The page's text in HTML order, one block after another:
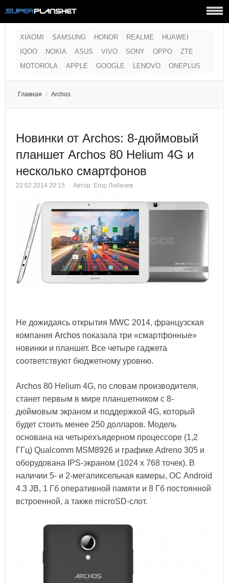
XIAOMI SAMSUNG HONOR REALME
HUAWEI
IQOO
NOKIA ASUS VIVO SONY OPPO
ZTE
MOTOROLA
APPLE GOOGLE LENOVO ONEPLUS
Главная / Archos
Новинки от Archos: 8-дюймовый
планшет Archos 80 Helium 4G и
несколько смартфонов
22.02.2014 20:15 Автор: Егор Лобачев
Не дожидаясь открытия MWC 2014, французская
компания Archos показала три «смартфонные»
новинки и планшет. Все четыре гаджета
соответствуют бюджетному уровню.
Archos 80 Helium 4G, по словам производителя,
станет первым в мире планшетником с 8-
дюймовым экраном и поддержкой 4G, который
будет стоить менее 250 долларов. Модель
основана на четырехъядерном процессоре (1,2
ГГц) Qualcomm MSM8926 и графике Adreno 305 и
оборудована IPS-экраном (1024 х 768 точек). В
наличии 5- и 2-мегапиксельная камеры, ОС Android
4.3 JB, 1 Гб оперативной памяти и 8 Гб постоянной
встроенной, а также microSD-слот.